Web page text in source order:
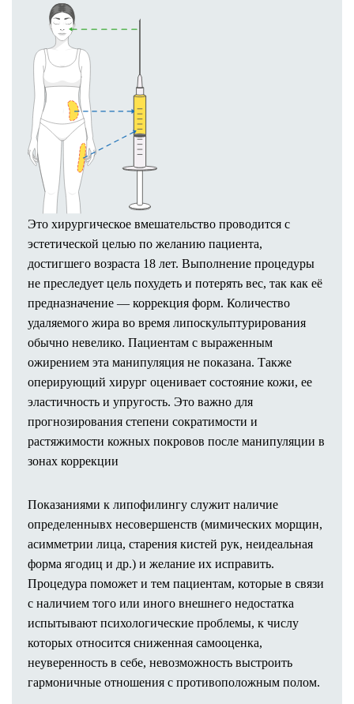
Коррекция асимметрии груди
Тело
Липосакция
Бедер и ягодиц
Спины
Коленей
Мужская
Липофилинг
Груди
Ягодиц
Липоскульптурирование
Абдоминопластика (пластика живота)
Феморопластика (подтяжка бедер)
Глютеопластика (пластика ягодиц)
Брахиопластика (пластика плеч)
Миниабдоминопластика
Интимная пластика
Лабиопластика
Mommy Makeover
Ушивание диастаза
Удаление шрамов и рубцов
Прием пластического хирурга
Реабилитация после операций
Центр флебологии ForMe
Это хирургическое вмешательство проводится с
эстетической целью по желанию пациента,
достигшего возраста 18 лет. Выполнение процедуры
не преследует цель похудеть и потерять вес, так как её
предназначение — коррекция форм. Количество
удаляемого жира во время липоскульптурирования
обычно невелико. Пациентам с выраженным
ожирением эта манипуляция не показана. Также
оперирующий хирург оценивает состояние кожи, ее
эластичность и упругость. Это важно для
прогнозирования степени сократимости и
растяжимости кожных покровов после манипуляции в
зонах коррекции
Показаниями к липофилингу служит наличие
определеннывх несовершенств (мимических морщин,
асимметрии лица, старения кистей рук, неидеальная
форма ягодиц и др.) и желание их исправить.
Процедура поможет и тем пациентам, которые в связи
с наличием того или иного внешнего недостатка
испытывают психологические проблемы, к числу
которых относится сниженная самооценка,
неуверенность в себе, невозможность выстроить
гармоничные отношения с противоположным полом.